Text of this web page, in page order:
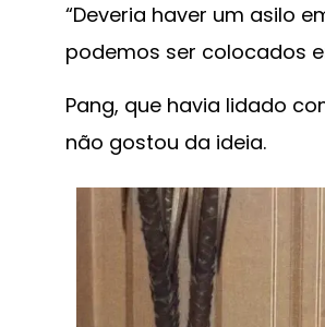
“Deveria haver um asilo
podemos ser colocados
Pang, que havia lidado
não gostou da ideia.